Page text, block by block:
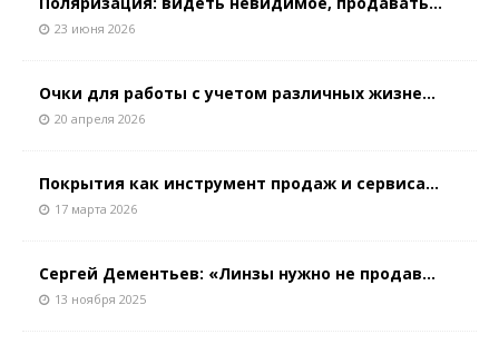
23 июня 2026
Очки для работы с учетом различных жизне...
20 апреля 2026
Покрытия как инструмент продаж и сервиса...
17 марта 2026
Сергей Дементьев: «Линзы нужно не продав...
13 ноября 2025